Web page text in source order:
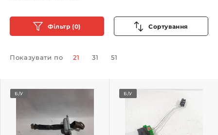
Фільтр (0) Сортування
Показувати по 21 31 51
Б/У Б/У